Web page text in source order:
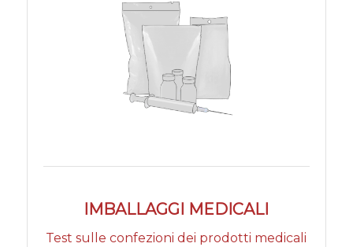
IMBALLAGGI MEDICALI
Test sulle confezioni dei prodotti medicali